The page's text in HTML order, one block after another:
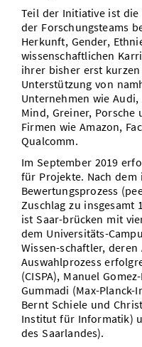
Teil der Initiative ist die
der Forschungsteams
Herkunft, Gender,
wissenschaftlichen
ihrer bisher erst
Unterstützung von
Unternehmen wie Audi,
Mind, Greiner, Porsche
Firmen wie Amazon,
Qualcomm.
Im September 2019
für Projekte. Nach dem
Bewertungsprozess
Zuschlag zu insgesamt
ist Saar-brücken mit
dem Universitäts-
Wissen-schaftler, deren
Auswahlprozess
(CISPA), Manuel
Gummadi (Max-
Bernt Schiele und
Institut für Informatik)
des Saarlandes).